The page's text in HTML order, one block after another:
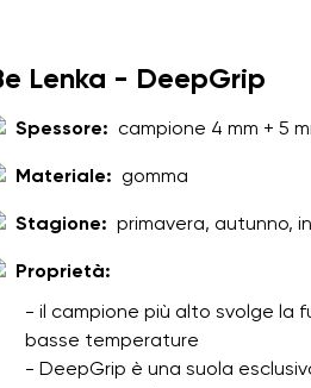
Lenka - DeepGrip
Spessore: campione 4 mm + 5
Materiale: gomma
Stagione: primavera, autunno,
Proprietà:
- il campione più alto svolge la
basse temperature
- DeepGrip è una suola
di